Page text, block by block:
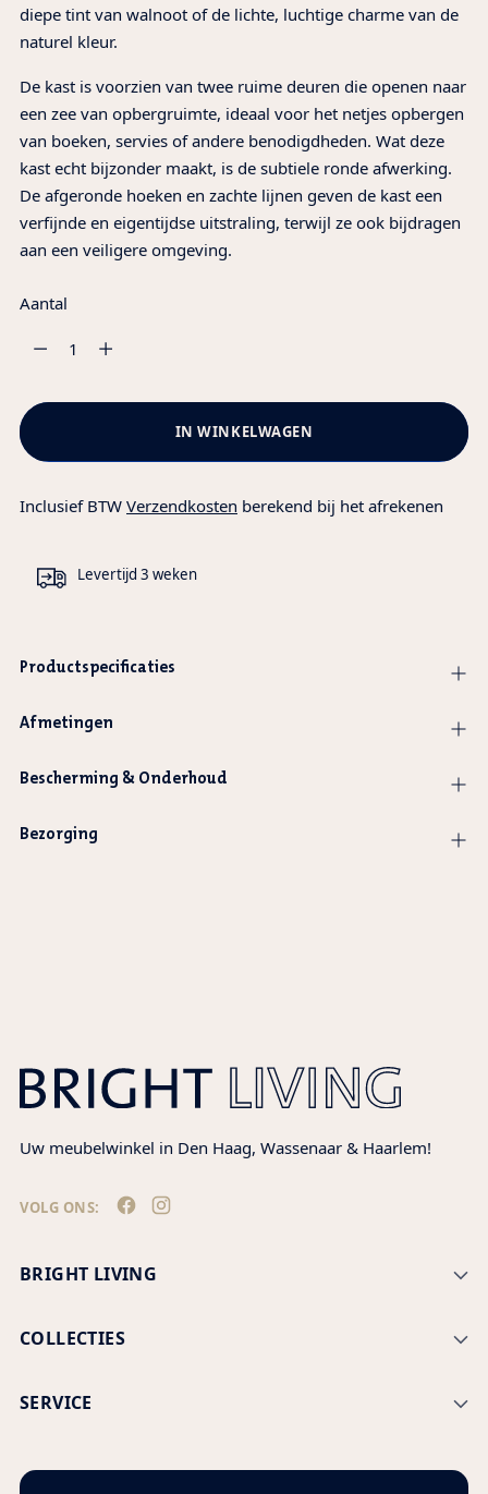
diepe tint van walnoot of de lichte, luchtige charme van de
naturel kleur.
De kast is voorzien van twee ruime deuren die openen naar
een zee van opbergruimte, ideaal voor het netjes opbergen
van boeken, servies of andere benodigdheden. Wat deze
kast echt bijzonder maakt, is de subtiele ronde afwerking.
De afgeronde hoeken en zachte lijnen geven de kast een
verfijnde en eigentijdse uitstraling, terwijl ze ook bijdragen
aan een veiligere omgeving.
Aantal
IN WINKELWAGEN
Inclusief BTW Verzendkosten berekend bij het afrekenen
Levertijd 3 weken
Productspecificaties
Afmetingen
Bescherming & Onderhoud
Bezorging
Uw meubelwinkel in Den Haag, Wassenaar & Haarlem!
VOLG ONS:
BRIGHT LIVING
COLLECTIES
SERVICE